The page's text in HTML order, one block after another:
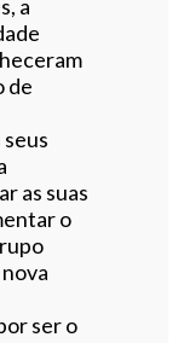
a
de
as suas
o
ser o